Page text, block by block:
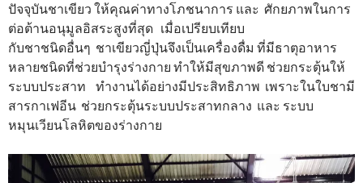
ปัจจุบันชาเขียว ให้คุณค่าทางโภชนาการ และ ศักยภาพในการ
ต่อต้านอนุมูลอิสระสูงที่สุด เมื่อเปรียบเทียบ
กับชาชนิดอื่นๆ ชาเขียวญี่ปุ่นจึงเป็นเครื่องดื่ม ที่มีธาตุอาหาร
หลายชนิดที่ช่วยบำรุงร่างกาย ทำให้มีสุขภาพดี ช่วยกระตุ้นให้
ระบบประสาท ทำงานได้อย่างมีประสิทธิภาพ เพราะในใบชามี
สารกาเฟอีน ช่วยกระตุ้นระบบประสาทกลาง และ ระบบ
หมุนเวียนโลหิตของร่างกาย